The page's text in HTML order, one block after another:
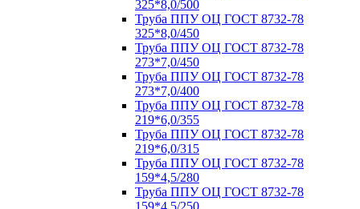
325*8,0/500
Труба ППУ ОЦ ГОСТ 8732-78
325*8,0/450
Труба ППУ ОЦ ГОСТ 8732-78
273*7,0/450
Труба ППУ ОЦ ГОСТ 8732-78
273*7,0/400
Труба ППУ ОЦ ГОСТ 8732-78
219*6,0/355
Труба ППУ ОЦ ГОСТ 8732-78
219*6,0/315
Труба ППУ ОЦ ГОСТ 8732-78
159*4,5/280
Труба ППУ ОЦ ГОСТ 8732-78
159*4,5/250